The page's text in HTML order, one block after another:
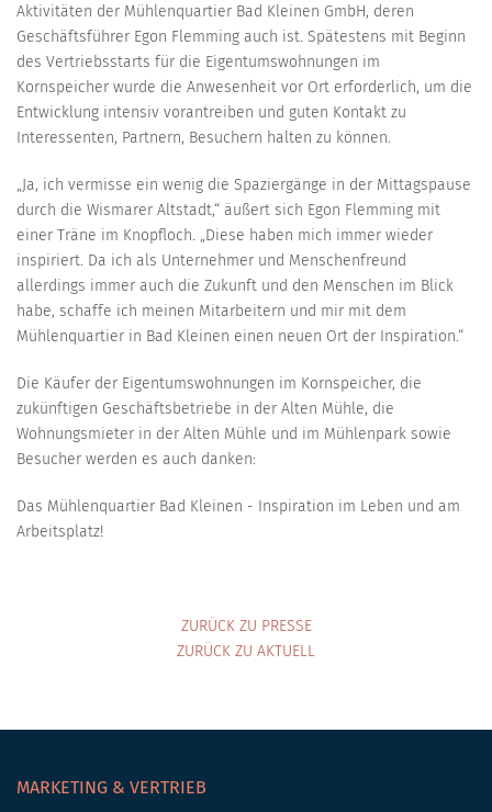
Aktivitäten der Mühlenquartier Bad Kleinen GmbH, deren
Geschäftsführer Egon Flemming auch ist. Spätestens mit Beginn
des Vertriebsstarts für die Eigentumswohnungen im
Kornspeicher wurde die Anwesenheit vor Ort erforderlich, um die
Entwicklung intensiv vorantreiben und guten Kontakt zu
Interessenten, Partnern, Besuchern halten zu können.
„Ja, ich vermisse ein wenig die Spaziergänge in der Mittagspause
durch die Wismarer Altstadt,“ äußert sich Egon Flemming mit
einer Träne im Knopfloch. „Diese haben mich immer wieder
inspiriert. Da ich als Unternehmer und Menschenfreund
allerdings immer auch die Zukunft und den Menschen im Blick
habe, schaffe ich meinen Mitarbeitern und mir mit dem
Mühlenquartier in Bad Kleinen einen neuen Ort der Inspiration.“
Die Käufer der Eigentumswohnungen im Kornspeicher, die
zukünftigen Geschäftsbetriebe in der Alten Mühle, die
Wohnungsmieter in der Alten Mühle und im Mühlenpark sowie
Besucher werden es auch danken:
Das Mühlenquartier Bad Kleinen - Inspiration im Leben und am
Arbeitsplatz!
ZURÜCK ZU PRESSE
ZURÜCK ZU AKTUELL
MARKETING & VERTRIEB